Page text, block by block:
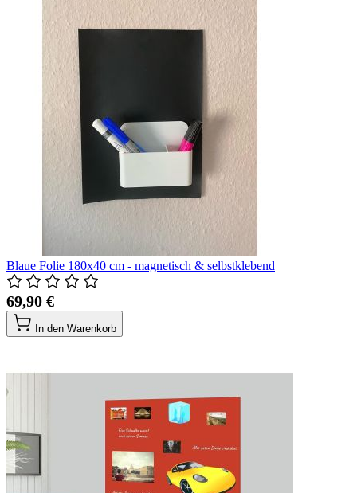
Blaue Folie 180x40 cm - magnetisch & selbstklebend
69,90 €
In den Warenkorb